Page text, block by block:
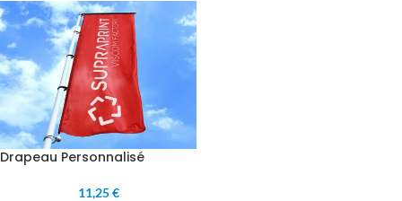
Drapeau Personnalisé
11,25 €